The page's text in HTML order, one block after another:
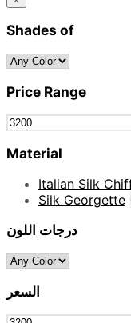
Shades of
Price Range
Material
Italian Silk
Silk Georgette
درجات اللون
السعر